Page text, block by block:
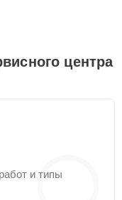
центра
и типы